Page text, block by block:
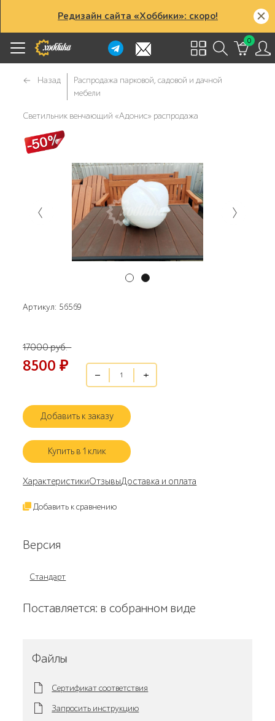
Редизайн сайта «Хоббики»: скоро!
0
Назад
Распродажа парковой, садовой и дачной
мебели
Светильник венчающий «Адонис» распродажа
Артикул: 56569
17000 руб.
8500 ₽
Добавить к заказу
Купить в 1 клик
ХарактеристикиОтзывыДоставка и оплата
Добавить к сравнению
Версия
Стандарт
Поставляется: в собранном виде
Файлы
Сертификат соответствия
Запросить инструкцию